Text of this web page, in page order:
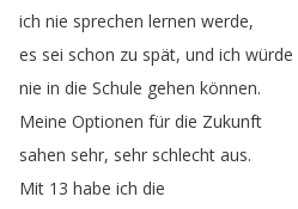
ich nie sprechen lernen werde,
es sei schon zu spät, und ich würde
nie in die Schule gehen können.
Meine Optionen für die Zukunft
sahen sehr, sehr schlecht aus.
Mit 13 habe ich die